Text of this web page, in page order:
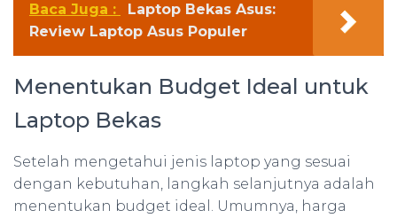
Baca Juga :
Laptop Bekas Asus:
Review Laptop Asus Populer
Menentukan Budget Ideal untuk
Laptop Bekas
Setelah mengetahui jenis laptop yang sesuai
dengan kebutuhan, langkah selanjutnya adalah
menentukan budget ideal. Umumnya, harga